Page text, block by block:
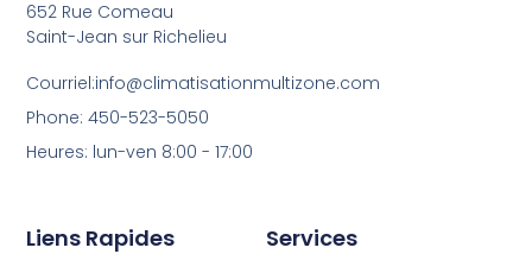
Services
Liens Rapides
652 Rue Comeau
Saint-Jean sur Richelieu
Courriel:info@climatisationmultizone.com
Phone: 450-523-5050
Heures: lun-ven 8:00 - 17:00